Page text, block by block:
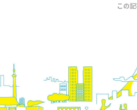
イベント・グッズ
YouTube
会社情報
この